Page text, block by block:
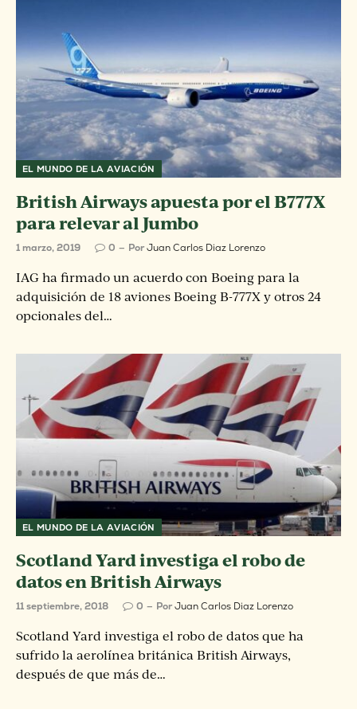
EL MUNDO DE LA AVIACIÓN
British Airways apuesta por el B777X
para relevar al Jumbo
1 marzo, 2019 0 PorJuan Carlos Diaz Lorenzo
IAG ha firmado un acuerdo con Boeing para la
adquisición de 18 aviones Boeing B-777X y otros 24
opcionales del…
EL MUNDO DE LA AVIACIÓN
Scotland Yard investiga el robo de
datos en British Airways
11 septiembre, 2018 0 PorJuan Carlos Diaz Lorenzo
Scotland Yard investiga el robo de datos que ha
sufrido la aerolínea británica British Airways,
después de que más de…